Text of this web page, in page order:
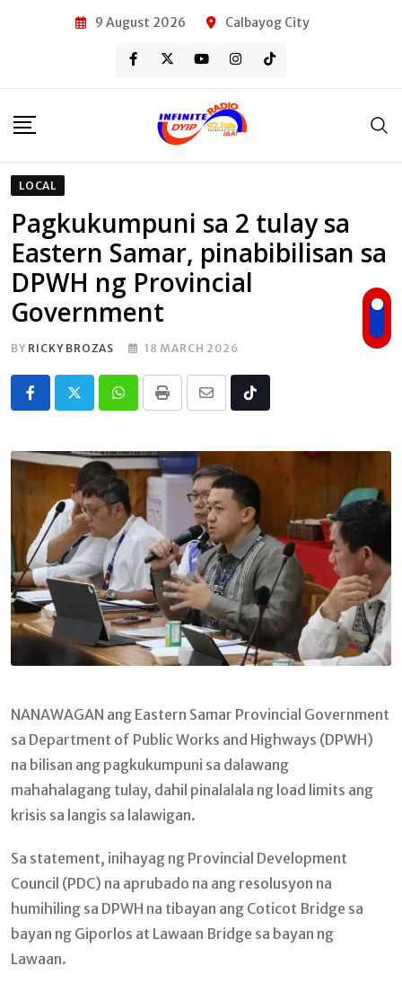
9 August 2026 Calbayog City
LOCAL
Pagkukumpuni sa 2 tulay sa
Eastern Samar, pinabibilisan sa
DPWH ng Provincial
Government
BY RICKY BROZAS 18 MARCH 2026
Whatsapp
Print
Share
Email
Tiktok
NANAWAGAN ang Eastern Samar Provincial Government
sa Department of Public Works and Highways (DPWH)
na bilisan ang pagkukumpuni sa dalawang
mahahalagang tulay, dahil pinalalala ng load limits ang
krisis sa langis sa lalawigan.
Sa statement, inihayag ng Provincial Development
Council (PDC) na aprubado na ang resolusyon na
humihiling sa DPWH na tibayan ang Coticot Bridge sa
bayan ng Giporlos at Lawaan Bridge sa bayan ng
Lawaan.